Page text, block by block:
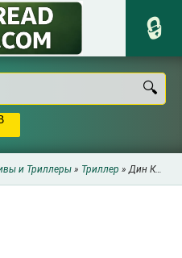
и Триллеры » Триллер » Дин Кунц - Кровавый риск